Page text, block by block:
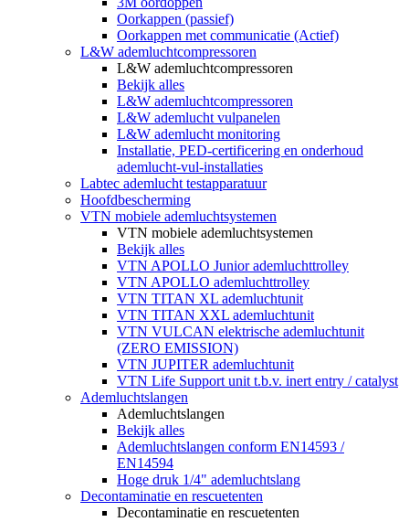
Oorkappen (passief)
Oorkappen met communicatie (Actief)
L&W ademluchtcompressoren
L&W ademluchtcompressoren
Bekijk alles
L&W ademluchtcompressoren
L&W ademlucht vulpanelen
L&W ademlucht monitoring
Installatie, PED-certificering en onderhoud
ademlucht-vul-installaties
Labtec ademlucht testapparatuur
Hoofdbescherming
VTN mobiele ademluchtsystemen
VTN mobiele ademluchtsystemen
Bekijk alles
VTN APOLLO Junior ademluchttrolley
VTN APOLLO ademluchttrolley
VTN TITAN XL ademluchtunit
VTN TITAN XXL ademluchtunit
VTN VULCAN elektrische ademluchtunit
(ZERO EMISSION)
VTN JUPITER ademluchtunit
VTN Life Support unit t.b.v. inert entry / catalyst
Ademluchtslangen
Ademluchtslangen
Bekijk alles
Ademluchtslangen conform EN14593 /
EN14594
Hoge druk 1/4" ademluchtslang
Decontaminatie en rescuetenten
Decontaminatie en rescuetenten